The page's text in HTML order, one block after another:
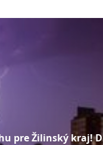
pre Žilinský kraj!